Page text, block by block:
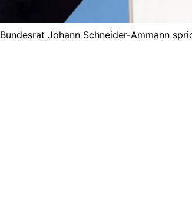
Bundesrat Johann Schneider-Ammann